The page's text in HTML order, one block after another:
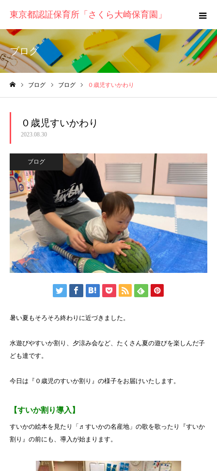
東京都認証保育所「さくら大崎保育園」
ブログ
ブログ ブログ ０歳児すいかわり
０歳児すいかわり
2023.08.30
ブログ
暑い夏もそろそろ終わりに近づきました。
水遊びやすいか割り、夕涼み会など、たくさん夏の遊びを楽しんだ子
ども達です。
今日は『０歳児のすいか割り』の様子をお届けいたします。
【すいか割り導入】
すいかの絵本を見たり「♬すいかの名産地」の歌を歌ったり『すいか
割り』の前にも、導入が始まります。